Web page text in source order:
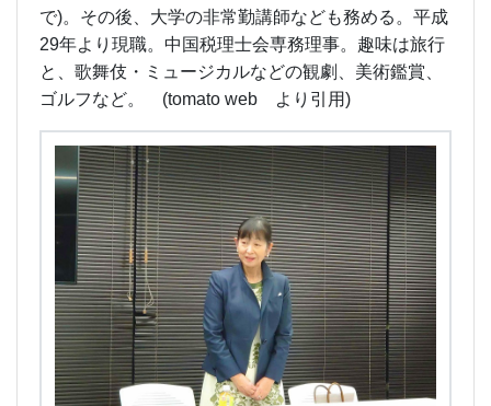
で)。その後、大学の非常勤講師なども務める。平成
29年より現職。中国税理士会専務理事。趣味は旅行
と、歌舞伎・ミュージカルなどの観劇、美術鑑賞、
ゴルフなど。 (tomato web より引用)